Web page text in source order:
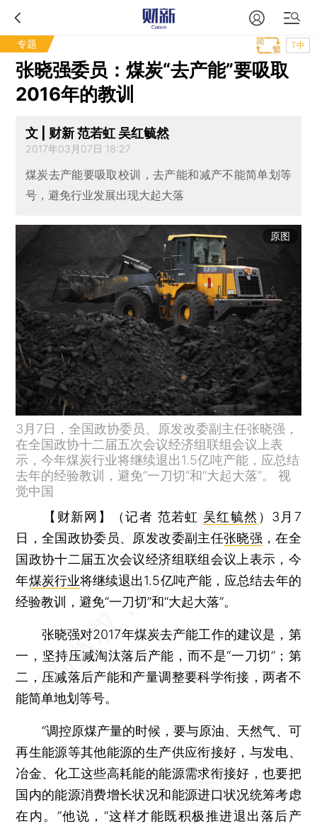
专题 T中
张晓强委员：煤炭“去产能”要吸取
2016年的教训
文 | 财新 范若虹 吴红毓然
2017年03月07日 18:27
煤炭去产能要吸取校训，去产能和减产不能简单划等
号，避免行业发展出现大起大落
原图
3月7日，全国政协委员、原发改委副主任张晓强，
在全国政协十二届五次会议经济组联组会议上表
示，今年煤炭行业将继续退出1.5亿吨产能，应总结
去年的经验教训，避免“一刀切”和“大起大落”。 视
觉中国
【财新网】（记者 范若虹 吴红毓然 ） 3月7
日，全国政协委员、原发改委副主任张晓强 ，在全
国政协十二届五次会议经济组联组会议上表示，今
年煤炭行业将继续退出1.5亿吨产能，应总结去年的
经验教训，避免“一刀切”和“大起大落”。
张晓强对2017年煤炭去产能工作的建议是，第
一，坚持压减淘汰落后产能，而不是“一刀切”；第
二，压减落后产能和产量调整要科学衔接，两者不
能简单地划等号。
“调控原煤产量的时候，要与原油、天然气、可
再生能源等其他能源的生产供应衔接好，与发电、
冶金、化工这些高耗能的能源需求衔接好，也要把
国内的能源消费增长状况和能源进口状况统筹考虑
在内。”他说，“这样才能既积极推进退出落后产